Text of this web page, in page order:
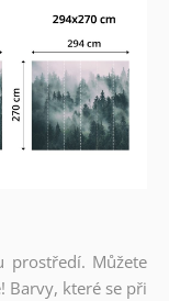
prostředí. Můžete
které se při